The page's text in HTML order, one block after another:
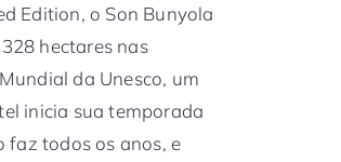
Edition, o Son Bunyola
hectares nas
da Unesco, um
inicia sua temporada
faz todos os anos, e